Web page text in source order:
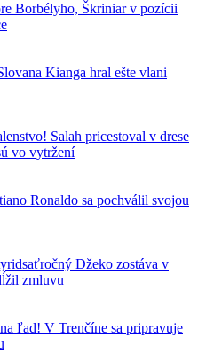
Borbélyho, Škriniar v pozícii
Kianga hral ešte vlani
Salah pricestoval v drese
vo vytržení
Ronaldo sa pochválil svojou
Džeko zostáva v
zmluvu
ľad! V Trenčíne sa pripravuje